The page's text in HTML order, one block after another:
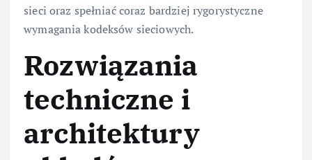
sieci oraz spełniać coraz bardziej rygorystyczne
wymagania kodeksów sieciowych.
Rozwiązania
techniczne i
architektury